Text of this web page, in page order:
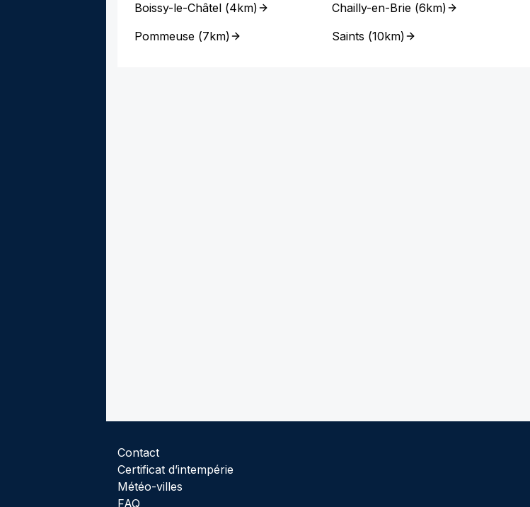
Boissy-le-Châtel (4km)
Pommeuse (7km)
Chailly-en-Brie (6km)
Saints (10km)
Contact
Certificat d’intempérie
Météo-villes
FAQ